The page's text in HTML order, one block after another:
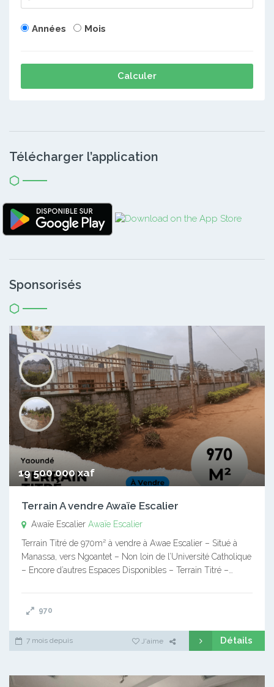
Années Mois
Calculer
Télécharger l’application
Sponsorisés
19 500 000 xaf
Terrain A vendre Awaïe Escalier
Awaïe Escalier Awaïe Escalier
Terrain Titré de 970m² à vendre à Awae Escalier – Situé à
Manassa, vers Ngoantet – Non loin de l’Université Catholique
– Encore d’autres Espaces Disponibles – Terrain Titré –…
970
7 mois depuis J'aime Détails